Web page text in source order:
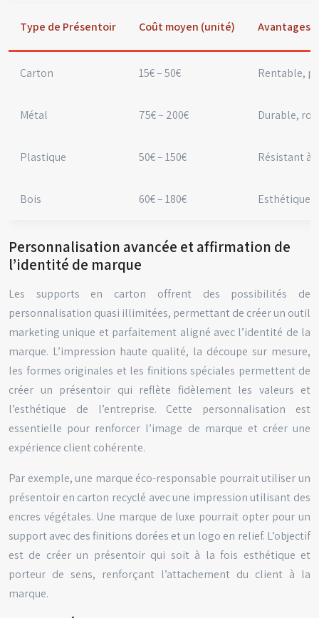
Type de Présentoir Coût moyen (unité) Avantages
Carton 15€ – 50€ Rentable,
Métal 75€ – 200€ Durable,
Plastique 50€ – 150€ Résistant à
Bois 60€ – 180€ Esthétique
Personnalisation avancée et affirmation de
l’identité de marque
Les supports en carton offrent des possibilités de
personnalisation quasi illimitées, permettant de créer un outil
marketing unique et parfaitement aligné avec l’identité de la
marque. L’impression haute qualité, la découpe sur mesure,
les formes originales et les finitions spéciales permettent de
créer un présentoir qui reflète fidèlement les valeurs et
l’esthétique de l’entreprise. Cette personnalisation est
essentielle pour renforcer l’image de marque et créer une
expérience client cohérente.
Par exemple, une marque éco-responsable pourrait utiliser un
présentoir en carton recyclé avec une impression utilisant des
encres végétales. Une marque de luxe pourrait opter pour un
support avec des finitions dorées et un logo en relief. L’objectif
est de créer un présentoir qui soit à la fois esthétique et
porteur de sens, renforçant l’attachement du client à la
marque.